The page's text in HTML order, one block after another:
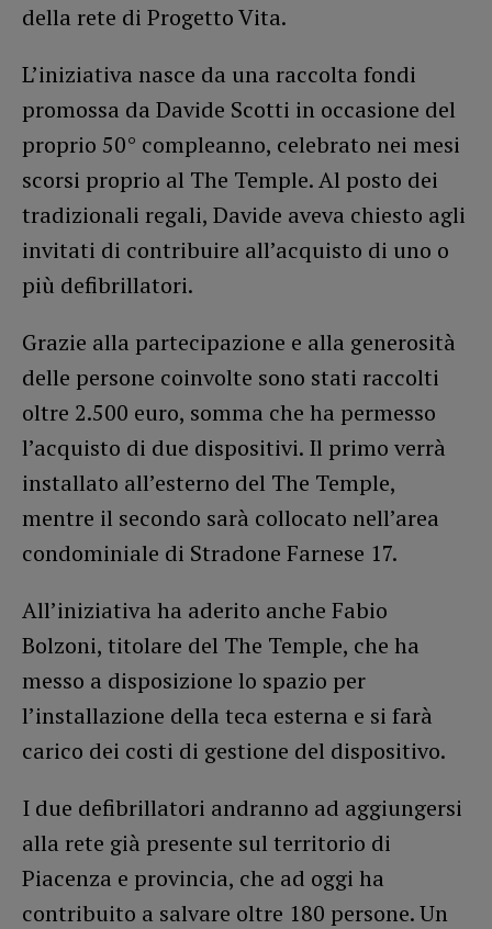
della rete di Progetto Vita.
L’iniziativa nasce da una raccolta fondi
promossa da Davide Scotti in occasione del
proprio 50° compleanno, celebrato nei mesi
scorsi proprio al The Temple. Al posto dei
tradizionali regali, Davide aveva chiesto agli
invitati di contribuire all’acquisto di uno o
più defibrillatori.
Grazie alla partecipazione e alla generosità
delle persone coinvolte sono stati raccolti
oltre 2.500 euro, somma che ha permesso
l’acquisto di due dispositivi. Il primo verrà
installato all’esterno del The Temple,
mentre il secondo sarà collocato nell’area
condominiale di Stradone Farnese 17.
All’iniziativa ha aderito anche Fabio
Bolzoni, titolare del The Temple, che ha
messo a disposizione lo spazio per
l’installazione della teca esterna e si farà
carico dei costi di gestione del dispositivo.
I due defibrillatori andranno ad aggiungersi
alla rete già presente sul territorio di
Piacenza e provincia, che ad oggi ha
contribuito a salvare oltre 180 persone. Un